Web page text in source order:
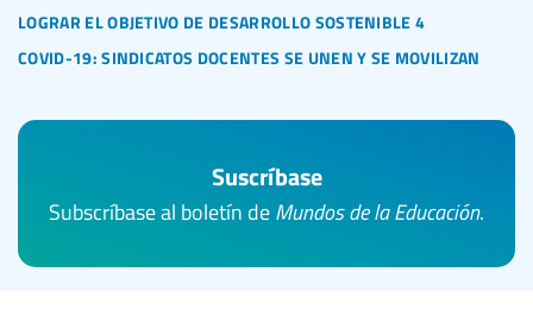
lograr el objetivo de desarrollo sostenible 4
covid-19: sindicatos docentes se unen y se movilizan
Suscríbase
Subscríbase al boletín de Mundos de la Educación.